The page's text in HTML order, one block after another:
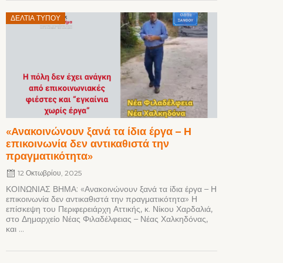
ΔΕΛΤΊΑ ΤΎΠΟΥ
«Ανακοινώνουν ξανά τα ίδια έργα – Η
επικοινωνία δεν αντικαθιστά την
πραγματικότητα»
Posted
12 Οκτωβρίου, 2025
ΚΟΙΝΩΝΙΑΣ ΒΗΜΑ: «Ανακοινώνουν ξανά τα ίδια έργα – Η
επικοινωνία δεν αντικαθιστά την πραγματικότητα» Η
επίσκεψη του Περιφερειάρχη Αττικής, κ. Νίκου Χαρδαλιά,
στο Δημαρχείο Νέας Φιλαδέλφειας – Νέας Χαλκηδόνας,
και ...